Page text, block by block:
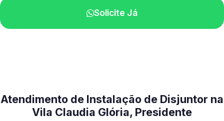
Solicite Já
Atendimento de Instalação de Disjuntor na
Vila Claudia Glória, Presidente